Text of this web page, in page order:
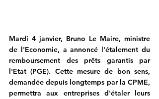
Mardi 4 janvier, Bruno Le Maire, ministre
de l'Economie, a annoncé l'étalement du
remboursement des prêts garantis par
l'Etat (PGE). Cette mesure de bon sens,
demandée depuis longtemps par la CPME,
permettra aux entreprises d'étaler leurs